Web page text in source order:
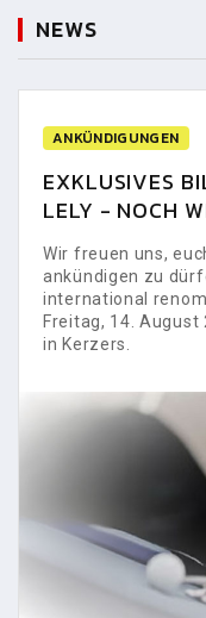
NEWS
ANKÜNDIGUNGEN
EXKLUSIVES
LELY - NOCH
Wir freuen uns,
ankündigen zu
international
Freitag, 14.
in Kerzers.